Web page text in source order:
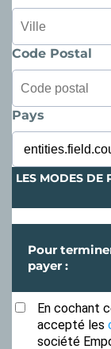
Code Postal
Pays
LES MODES DE
Pour
payer :
En cochant
accepté les
société